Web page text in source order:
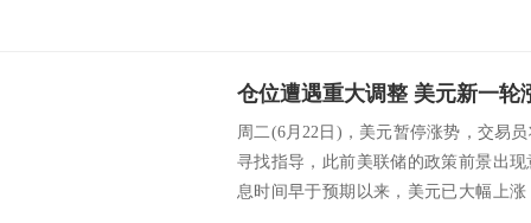
周二(6月22日)，美元暂停涨势，交易
寻找指导，此前美联储的政策前景出
息时间早于预期以来，美元已大幅上